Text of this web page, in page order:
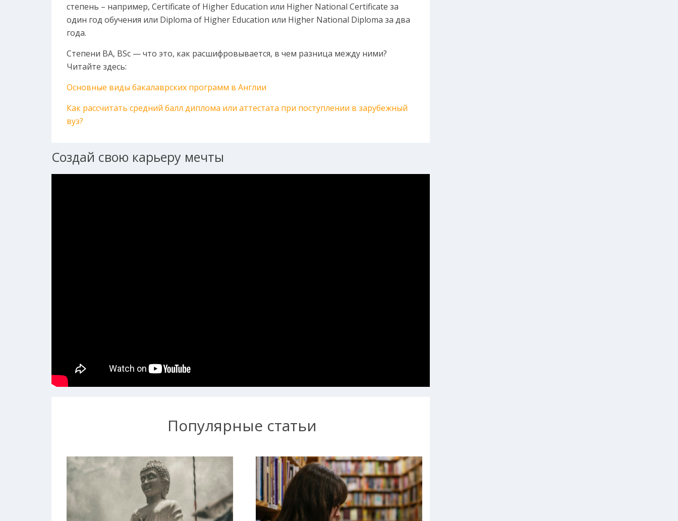
степень – например, Certificate of Higher Education или Higher National Certificate за
один год обучения или Diploma of Higher Education или Higher National Diploma за два
года.
Степени BA, BSc — что это, как расшифровывается, в чем разница между ними?
Читайте здесь:
Основные виды бакалаврских программ в Англии
Как рассчитать средний балл диплома или аттестата при поступлении в зарубежный
вуз?
Создай свою карьеру мечты
Популярные статьи